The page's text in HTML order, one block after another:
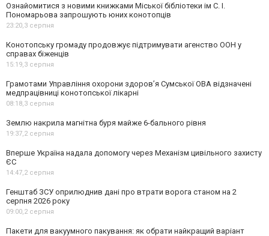
Ознайомитися з новими книжками Міської бібліотеки ім С. І.
Пономарьова запрошують юних конотопців
23:20, 3 серпня
Конотопську громаду продовжує підтримувати агенство ООН у
справах біженців
15:19, 3 серпня
Грамотами Управління охорони здоров’я Сумської ОВА відзначені
медпрацівниці конотопської лікарні
08:18, 3 серпня
Землю накрила магнітна буря майже 6-бального рівня
19:37, 2 серпня
Вперше Україна надала допомогу через Механізм цивільного захисту
ЄС
14:47, 2 серпня
Генштаб ЗСУ оприлюднив дані про втрати ворога станом на 2
серпня 2026 року
09:00, 2 серпня
Пакети для вакуумного пакування: як обрати найкращий варіант